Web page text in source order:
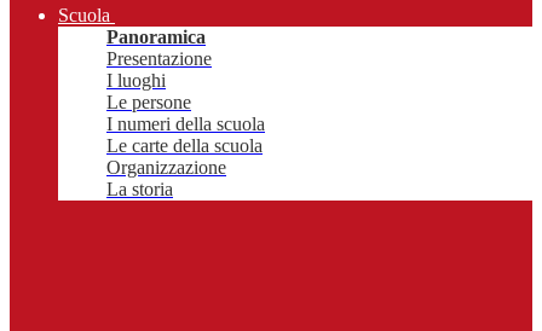
Scuola
Panoramica
Presentazione
I luoghi
Le persone
I numeri della scuola
Le carte della scuola
Organizzazione
La storia